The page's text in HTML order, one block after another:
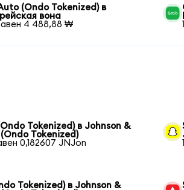
(Ondo Tokenized) в
вона
4 488,88 ₩
Tokenized) в Johnson &
Tokenized)
0,182607 JNJon
Tokenized) в Johnson &